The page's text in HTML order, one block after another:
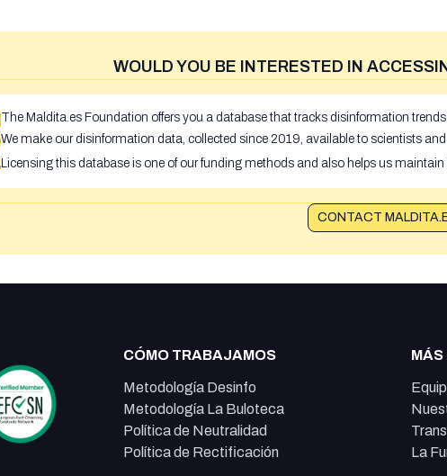
WOULD YOU BE INTERESTED IN
The Maldita.es Foundation offers you a database that tracks disinformation
We make our disinformation data, collected since 2019, available to scientists
Licensing this database is one of our funding methods and also helps us maintain
CONTACT
CÓMO TRABAJAMOS
Metodología Desinfo
Metodología La Buloteca
Política de Neutralidad
Política de Rectificación
MÁS
La